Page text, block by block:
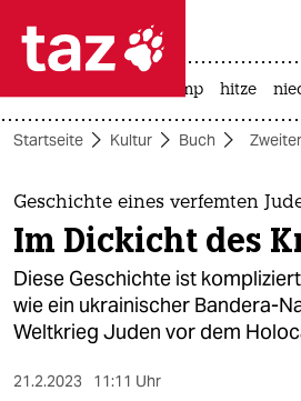
 taz zahl ich
taz zahl ich
themen
politik
öko
gesellschaft
usa unter trump hitze
Startseite Kultur Buch
Geschichte eines verfemten
Im Dickicht des
Diese Geschichte ist
wie ein ukrainischer Bandera-
Weltkrieg Juden vor dem
21.2.2023 11:11 Uhr